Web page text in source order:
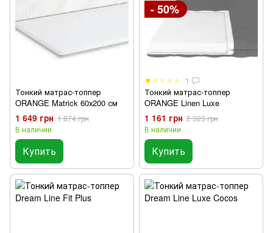
Тонкий матрас-топпер
ORANGE Matrick 60х200 см
1 649 грн 1 874 грн
В наличии
Купить
- 50%
1
Тонкий матрас-топпер
ORANGE Linen Luxe
1 161 грн 2 323 грн
В наличии
Купить